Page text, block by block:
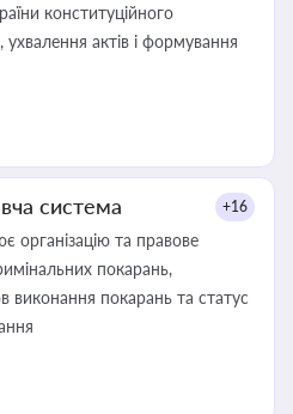
конституційного
актів і формування
система +16
організацію та правове
покарань,
виконання покарань та статус